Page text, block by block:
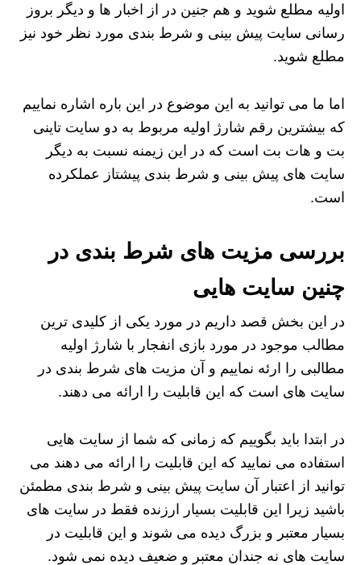
اولیه مطلع شوید و هم جنین در از اخبار ها و دیگر بروز
رسانی سایت پیش بینی و شرط بندی مورد نظر خود نیز
مطلع شوید.
اما ما می توانید به این موضوع در این باره اشاره نماییم
که بیشترین رقم شارژ اولیه مربوط به دو سایت تاینی
بت و هات بت است که در این زیمنه نسبت به دیگر
سایت های پیش بینی و شرط بندی پیشتاز عملکرده
است.
بررسی مزیت های شرط بندی در
چنین سایت هایی
در این بخش قصد داریم در مورد یکی از کلیدی ترین
مطالب موجود در مورد بازی انفجار با شارژ اولیه
مطالبی را ارئه نماییم و آن مزیت های شرط بندی در
سایت های است که این قابلیت را ارائه می دهند.
در ابتدا باید بگوییم که زمانی که شما از سایت هایی
استفاده می نمایید که این قابلیت را ارائه می دهند می
توانید از اعتبار آن سایت پیش بینی و شرط بندی مطمئن
باشید زیرا این قابلیت بسیار ارزنده فقط در سایت های
بسیار معتبر و بزرگ دیده می شوند و این قابلیت در
سایت های نه جندان معتبر و ضعیف دیده نمی شود.